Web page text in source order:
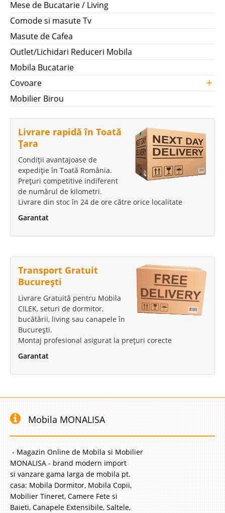
Mese de Bucatarie / Living
Comode si masute Tv
Masute de Cafea
Outlet/Lichidari Reduceri Mobila
Mobila Bucatarie
Covoare
+
Mobilier Birou
Livrare rapidă în Toată
Țara
Condiții avantajoase de
expediție în Toată România.
Prețuri competitive indiferent
de numărul de kilometri.
Livrare din stoc în 24 de ore către orice localitate
Garantat
Transport Gratuit
București
Livrare Gratuită pentru Mobila
CILEK, seturi de dormitor,
bucătării, living sau canapele în
București.
Montaj profesional asigurat la prețuri corecte
Garantat
Mobila MONALISA
- Magazin Online de Mobila si Mobilier
MONALISA - brand modern import
si vanzare gama larga de mobila pt.
casa: Mobila Dormitor, Mobila Copii,
Mobilier Tineret, Camere Fete si
Baieti, Canapele Extensibile, Saltele,